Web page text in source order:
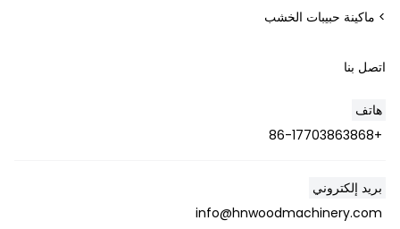
> ماكينة حبيبات الخشب
اتصل بنا
هاتف
+86-17703863868
بريد إلكتروني
info@hnwoodmachinery.com